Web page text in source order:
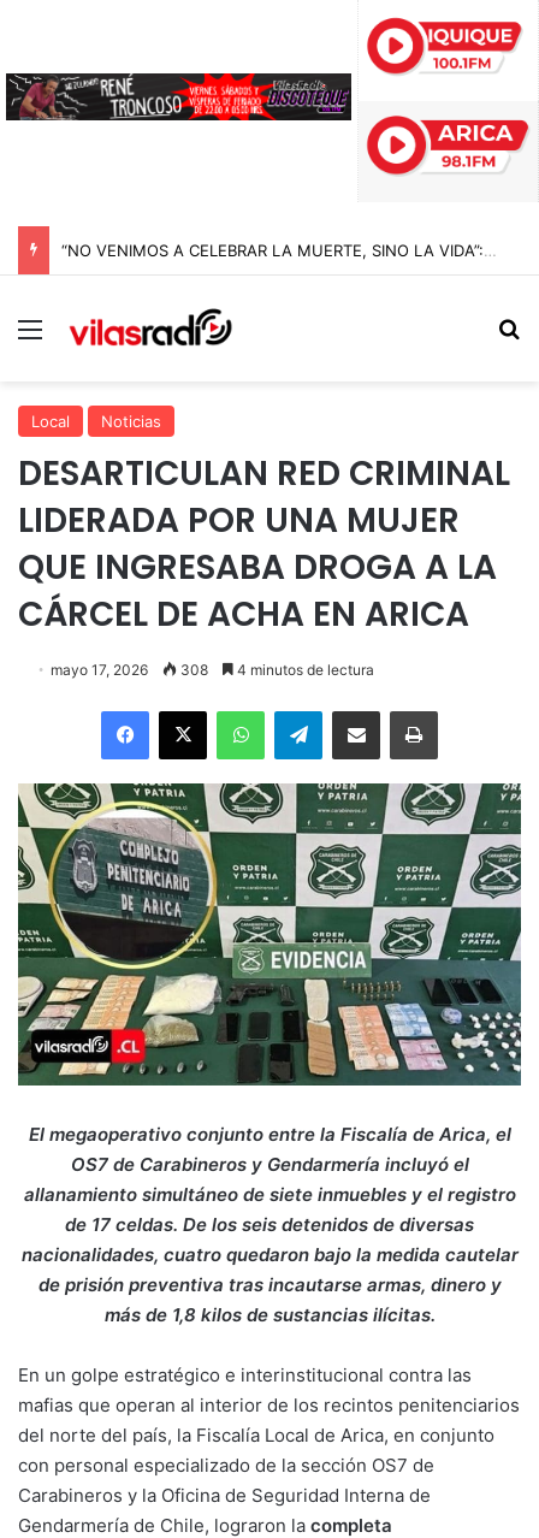
“NO VENIMOS A CELEBRAR LA MUERTE, SINO LA VIDA”: LA EMOTIVA ROMERÍA AL CEMENTERIO QUE MARCA EL CORAZÓN DE LA FIESTA DE SAN LORENZO
Menú
Local Noticias
DESARTICULAN RED CRIMINAL
LIDERADA POR UNA MUJER
QUE INGRESABA DROGA A LA
CÁRCEL DE ACHA EN ARICA
mayo 17, 2026 308 4 minutos de lectura
Facebook
X WhatsAppTelegramEnviar vía email Imprimir
El megaoperativo conjunto entre la Fiscalía de Arica, el
OS7 de Carabineros y Gendarmería incluyó el
allanamiento simultáneo de siete inmuebles y el registro
de 17 celdas. De los seis detenidos de diversas
nacionalidades, cuatro quedaron bajo la medida cautelar
de prisión preventiva tras incautarse armas, dinero y
más de 1,8 kilos de sustancias ilícitas.
En un golpe estratégico e interinstitucional contra las
mafias que operan al interior de los recintos penitenciarios
del norte del país, la Fiscalía Local de Arica, en conjunto
con personal especializado de la sección OS7 de
Carabineros y la Oficina de Seguridad Interna de
Gendarmería de Chile, lograron la completa